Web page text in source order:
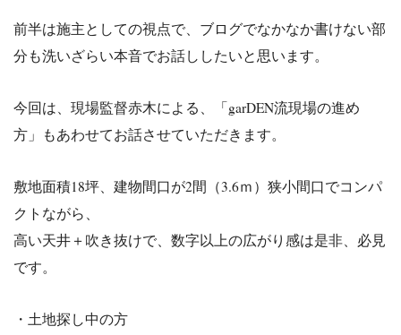
前半は施主としての視点で、ブログでなかなか書けない部
分も洗いざらい本音でお話ししたいと思います。
今回は、現場監督赤木による、「garDEN流現場の進め
方」もあわせてお話させていただきます。
敷地面積18坪、建物間口が2間（3.6ｍ）狭小間口でコンパ
ク トながら、
高い天井＋吹き抜けで、数字以上の広がり感は是非、必見
です。
・土地探し中の方